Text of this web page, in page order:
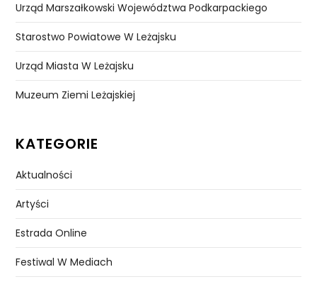
Urząd Marszałkowski Województwa Podkarpackiego
Starostwo Powiatowe W Leżajsku
Urząd Miasta W Leżajsku
Muzeum Ziemi Leżajskiej
KATEGORIE
Aktualności
Artyści
Estrada Online
Festiwal W Mediach